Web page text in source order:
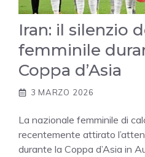
Iran: il silenzio
femminile
Coppa d’Asia
3 MARZO 2026
La nazionale femminile di
recentemente attirato
durante la Coppa d’Asia in